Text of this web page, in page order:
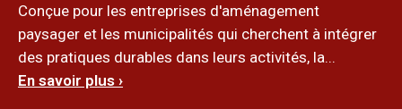
Conçue pour les entreprises d'aménagement
paysager et les municipalités qui cherchent à intégrer
des pratiques durables dans leurs activités, la...
En savoir plus ›